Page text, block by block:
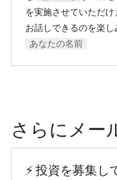
を実施させていただけ
お話しできるのを楽し
あなたの名前
さらにメー
⚡️ 投資を募集し